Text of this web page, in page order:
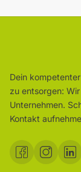
Dein
zu entsorgen:
Unternehmen.
Kontakt